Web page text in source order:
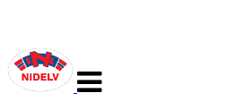
navigasjon